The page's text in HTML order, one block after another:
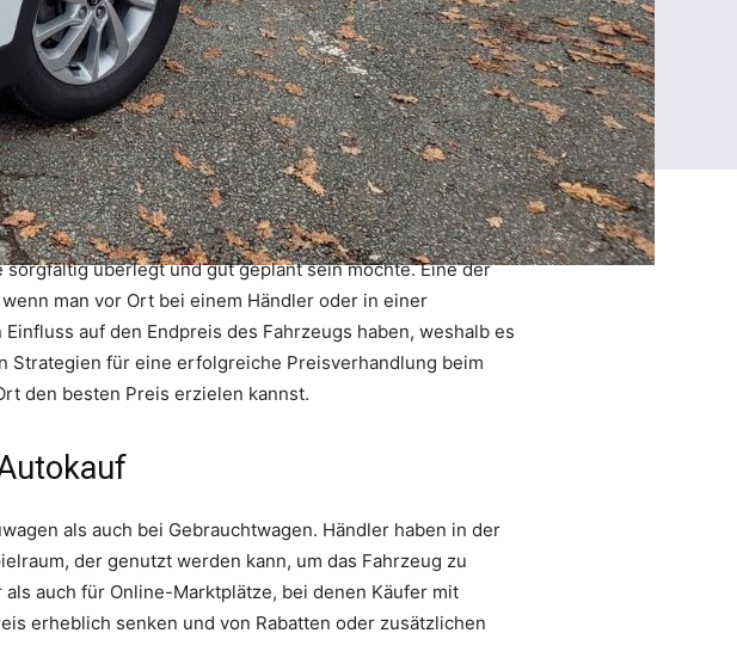
überlegt und gut geplant sein möchte. Eine der
man vor Ort bei einem Händler oder in einer
auf den Endpreis des Fahrzeugs haben, weshalb es
für eine erfolgreiche Preisverhandlung beim
den besten Preis erzielen kannst.
als auch bei Gebrauchtwagen. Händler haben in der
der genutzt werden kann, um das Fahrzeug zu
auch für Online-Marktplätze, bei denen Käufer mit
erheblich senken und von Rabatten oder zusätzlichen